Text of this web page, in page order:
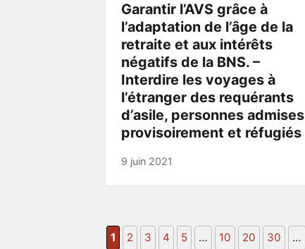
Garantir l’AVS grâce à
l’adaptation de l’âge de la
retraite et aux intérêts
négatifs de la BNS. –
Interdire les voyages à
l’étranger des requérants
d’asile, personnes admises
provisoirement et réfugiés
9 juin 2021
1 2 3 4 5 … 10 20 30 …